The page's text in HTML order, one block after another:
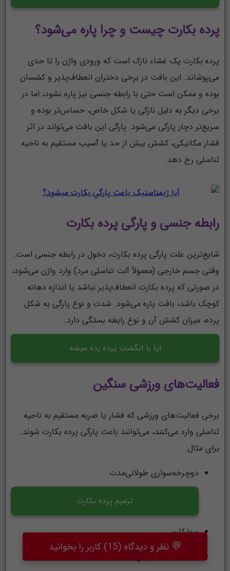
پرده بکارت چیست و چرا پاره می‌شود؟
پرده بکارت یک غشاء نازک است که ورودی واژن را تا حدی
می‌پوشاند. این بافت در برخی دختران انعطاف‌پذیر و کشسان
بوده و ممکن است حتی با رابطه جنسی نیز پاره نشود، اما در
برخی دیگر به دلیل نازکی یا شکل خاص، حساس‌تر بوده و
سریع‌تر دچار پارگی می‌شود. پارگی این بافت می‌تواند در اثر
فشار مکانیکی، کشش بیش از حد یا آسیب مستقیم به ناحیه
تناسلی رخ دهد.
رابطه جنسی و پارگی پرده بکارت
شایع‌ترین علت پارگی پرده بکارت، دخول در رابطه جنسی است.
وقتی جسم خارجی (معمولاً آلت تناسلی مرد) وارد واژن می‌شود،
در صورتی که پرده بکارت انعطاف‌پذیر نباشد یا اندازه دهانه
کوچک باشد، بافت پاره می‌شود. شدت و نوع پارگی به شکل
پرده، میزان کشش آن و نوع رابطه بستگی دارد.
ایا با انگشت پرده زده میشه
فعالیت‌های ورزشی سنگین
برخی فعالیت‌های ورزشی که فشار یا ضربه مستقیم به ناحیه
تناسلی وارد می‌کنند، می‌توانند باعث پارگی پرده بکارت شوند.
برای مثال:
دوچرخه‌سواری طولانی‌مدت
ترمیم پرده بکارت
سوارکاری
ژیمناستیک حرفه‌ای
💬 نظر و دیدگاه (15) کاربر را بخوانید